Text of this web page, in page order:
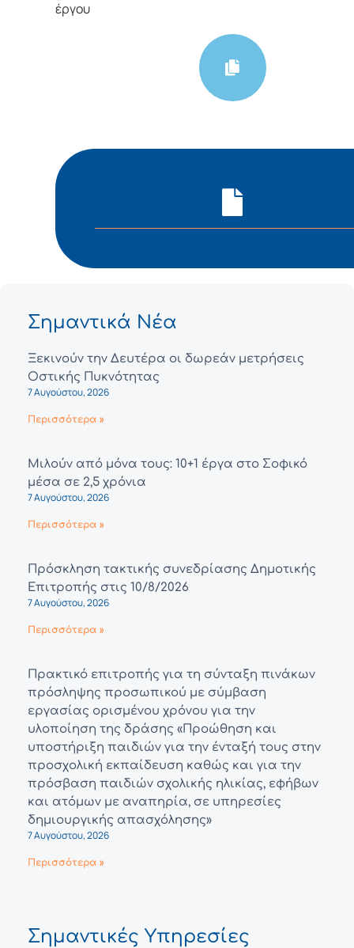
έργου
Σημαντικά Νέα
Ξεκινούν την Δευτέρα οι δωρεάν μετρήσεις
Οστικής Πυκνότητας
7 Αυγούστου, 2026
Περισσότερα »
Μιλούν από μόνα τους: 10+1 έργα στο Σοφικό
μέσα σε 2,5 χρόνια
7 Αυγούστου, 2026
Περισσότερα »
Πρόσκληση τακτικής συνεδρίασης Δημοτικής
Επιτροπής στις 10/8/2026
7 Αυγούστου, 2026
Περισσότερα »
Πρακτικό επιτροπής για τη σύνταξη πινάκων
πρόσληψης προσωπικού με σύμβαση
εργασίας ορισμένου χρόνου για την
υλοποίηση της δράσης «Προώθηση και
υποστήριξη παιδιών για την ένταξή τους στην
προσχολική εκπαίδευση καθώς και για την
πρόσβαση παιδιών σχολικής ηλικίας, εφήβων
και ατόμων με αναπηρία, σε υπηρεσίες
δημιουργικής απασχόλησης»
7 Αυγούστου, 2026
Περισσότερα »
Σημαντικές Υπηρεσίες